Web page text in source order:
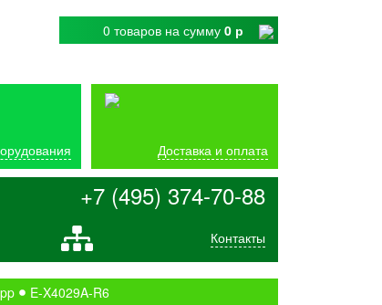
0 товаров на сумму 0 р
Доставка и оплата
+7 (495) 374-70-88
Контакты
E-X4029A-R6